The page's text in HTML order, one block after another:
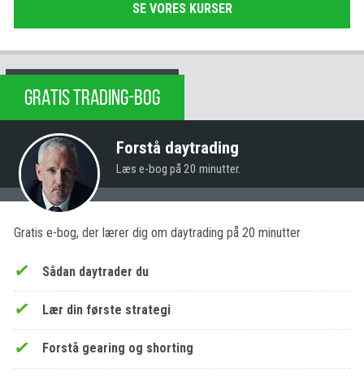
SE VORES KURSER
GRATIS TRADING-BOG
Forstå daytrading
Læs e-bog på 20 minutter.
Gratis e-bog, der lærer dig om daytrading på 20 minutter
Sådan daytrader du
Lær din første strategi
Forstå gearing og shorting